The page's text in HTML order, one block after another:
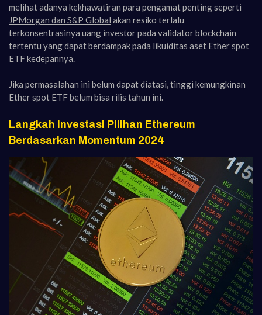
melihat adanya kekhawatiran para pengamat penting seperti
JPMorgan dan S&P Global akan resiko terlalu
terkonsentrasinya uang investor pada validator blockchain
tertentu yang dapat berdampak pada likuiditas aset Ether spot
ETF kedepannya.
Jika permasalahan ini belum dapat diatasi, tinggi kemungkinan
Ether spot ETF belum bisa rilis tahun ini.
Langkah Investasi Pilihan Ethereum
Berdasarkan Momentum 2024